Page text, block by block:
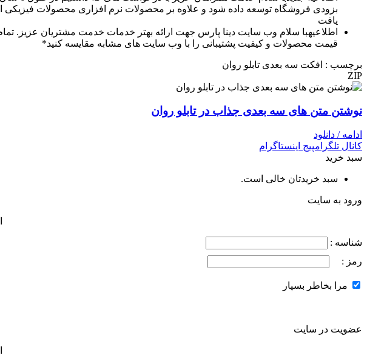
بزودی فروشگاه توسعه داده شود و علاوه بر محصولات نرم افزاری محصولات فیزیکی
یافت
اطلاعیه
قیمت محصولات و کیفیت پشتیبانی را با وب سایت های مشابه مقایسه کنید*
برچسب : افکت سه بعدی تابلو روان
ZIP
نوشتن متن های سه بعدی جذاب در تابلو روان
ادامه / دانلود
کانال تلگرامپیج اینستاگرام
سبد خرید
سبد خریدتان خالی است.
ورود به سایت
شناسه :
رمز :
مرا بخاطر بسپار
عضویت در سایت